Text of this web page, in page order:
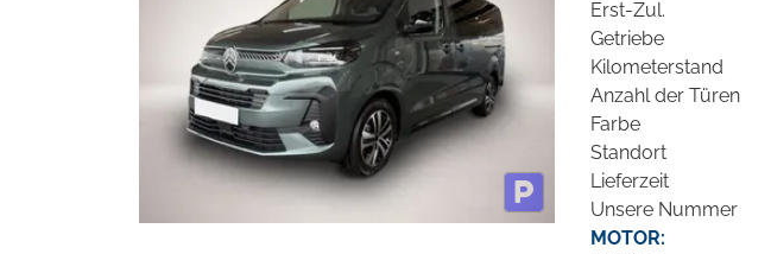
Erst-Zul.
Getriebe
Kilometerstand
Anzahl der Türen
Farbe
Standort
Lieferzeit
Unsere Nummer
MOTOR: